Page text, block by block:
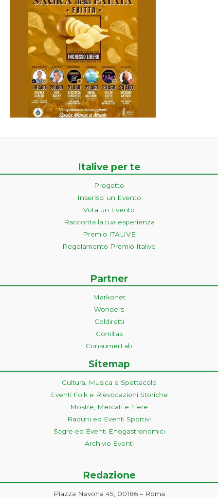
Italive per te
Progetto
Inserisci un Evento
Vota un Evento
Racconta la tua esperienza
Premio ITALIVE
Regolamento Premio Italive
Partner
Markonet
Wonders
Coldiretti
Comitas
ConsumerLab
Sitemap
Cultura, Musica e Spettacolo
Eventi Folk e Rievocazioni Storiche
Mostre, Mercati e Fiere
Raduni ed Eventi Sportivi
Sagre ed Eventi Enogastronomici
Archivio Eventi
Redazione
Piazza Navona 45, 00186 – Roma